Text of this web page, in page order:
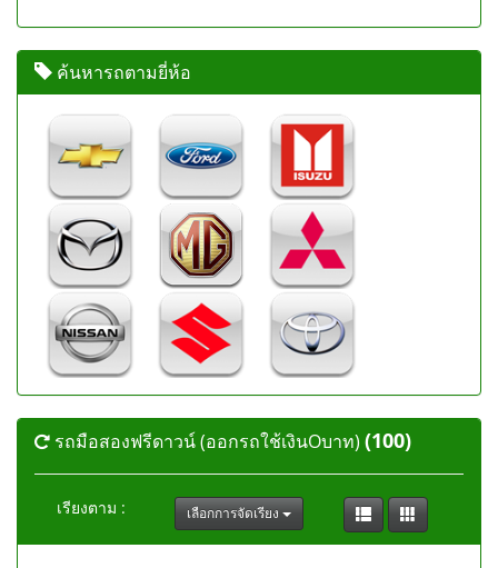
ค้นหารถตามยี่ห้อ
รถมือสองฟรีดาวน์ (ออกรถใช้เงินOบาท) (100)
เรียงตาม : เลือกการจัดเรียง